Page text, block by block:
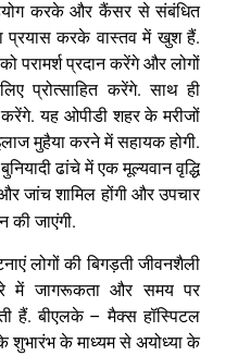
करके और कैंसर से संबंधित
प्रयास करके वास्तव में खुश हैं.
को परामर्श प्रदान करेंगे और लोगों
लिए प्रोत्साहित करेंगे.साथ ही
करेंगे.यह ओपीडी शहर के मरीजों
मुहैया करने में सहायक होगी.
बुनियादी ढांचे में एक मूल्यवान वृद्धि
जांच शामिल होंगी और उपचार
की जाएंगी.
लोगों की बिगड़ती जीवनशैली
में जागरूकता और समय पर
हैं.बीएलके–मैक्स हॉस्पिटल
शुभारंभ के माध्यम से अयोध्या के